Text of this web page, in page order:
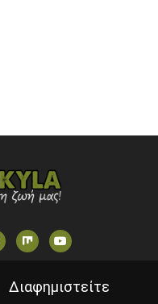
Διαφημιστείτε